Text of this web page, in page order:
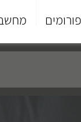
פורומים